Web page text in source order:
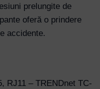
prelungite de
oferă o prindere
accidente.
RJ11 – TRENDnet TC-